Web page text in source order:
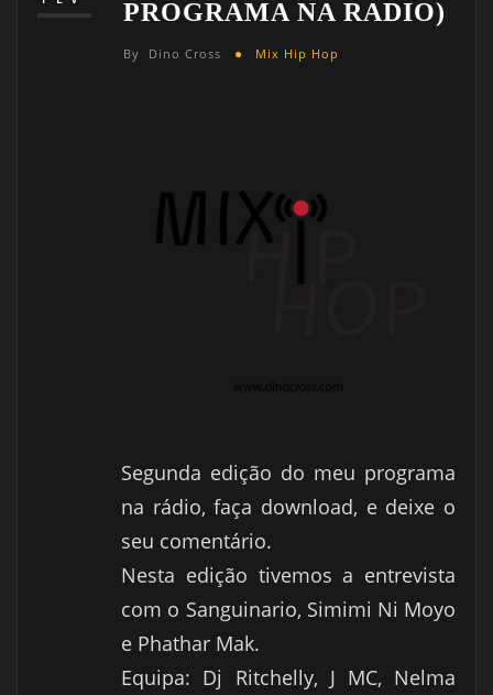
PROGRAMA NA RADIO)
By Dino Cross Mix Hip Hop
Segunda edição do meu programa
na rádio, faça download, e deixe o
seu comentário.
Nesta edição tivemos a entrevista
com o Sanguinario, Simimi Ni Moyo
e Phathar Mak.
Equipa: Dj Ritchelly, J MC, Nelma